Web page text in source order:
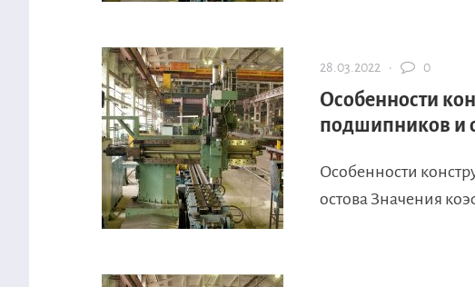
28.03.2022 · 0
Особенности
подшипников и
Особенности
остова Значения